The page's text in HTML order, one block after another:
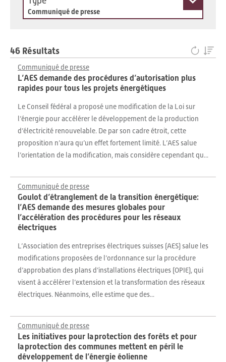
Communiqué de presse
46 Résultats
Communiqué de presse
L’AES demande des procédures d’autorisation plus
rapides pour tous les projets énergétiques
Le Conseil fédéral a proposé une modification de la Loi sur
l’énergie pour accélérer le développement de la production
d’électricité renouvelable. De par son cadre étroit, cette
proposition n’aura qu’un effet fortement limité. L’AES salue
l’orientation de la modification, mais considère cependant qu...
Communiqué de presse
Goulot d’étranglement de la transition énergétique:
l’AES demande des mesures globales pour
l’accélération des procédures pour les réseaux
électriques
L’Association des entreprises électriques suisses (AES) salue les
modifications proposées de l’ordonnance sur la procédure
d’approbation des plans d’installations électriques (OPIE), qui
visent à accélérer l’extension et la transformation des réseaux
électriques. Néanmoins, elle estime que des...
Communiqué de presse
Les initiatives pour la protection des forêts et pour
la protection des communes mettent en péril le
développement de l’énergie éolienne